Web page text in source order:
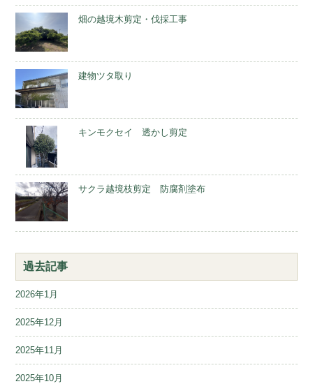
畑の越境木剪定・伐採工事
建物ツタ取り
キンモクセイ 透かし剪定
サクラ越境枝剪定 防腐剤塗布
過去記事
2026年1月
2025年12月
2025年11月
2025年10月